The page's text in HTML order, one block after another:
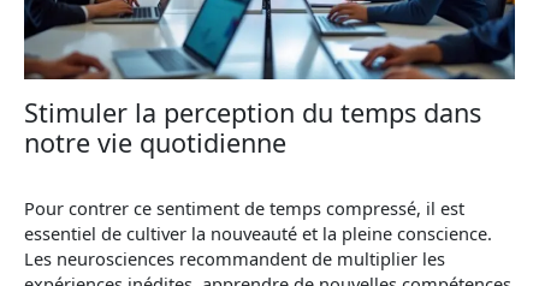
Stimuler la perception du temps dans
notre vie quotidienne
Pour contrer ce sentiment de temps compressé, il est
essentiel de cultiver la nouveauté et la pleine conscience.
Les neurosciences recommandent de multiplier les